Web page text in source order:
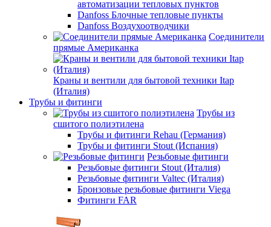
автоматизации тепловых пунктов
Danfoss Блочные тепловые пункты
Danfoss Воздухоотводчики
Соединители
прямые Американка
Краны и вентили для бытовой техники Itap
(Италия)
Трубы и фитинги
Трубы из
сшитого полиэтилена
Трубы и фитинги Rehau (Германия)
Трубы и фитинги Stout (Испания)
Резьбовые фитинги
Резьбовые фитинги Stout (Италия)
Резьбовые фитинги Valtec (Италия)
Бронзовые резьбовые фитинги Viega
Фитинги FAR